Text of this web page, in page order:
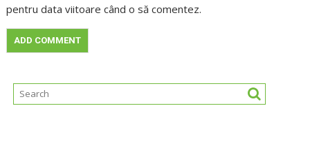
pentru data viitoare când o să comentez.